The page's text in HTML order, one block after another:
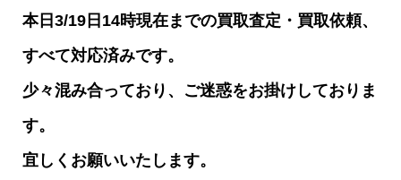
本日3/19日14時現在までの買取査定・買取依頼、
すべて対応済みです。
少々混み合っており、ご迷惑をお掛けしておりま
す。
宜しくお願いいたします。